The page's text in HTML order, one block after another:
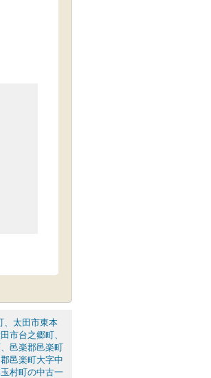
、太田市東本
市台之郷町、
邑楽郡邑楽町
邑楽町大字中
村町の中古一